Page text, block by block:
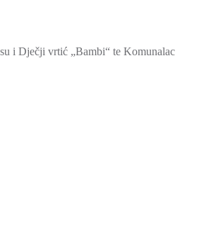
i Dječji vrtić „Bambi“ te Komunalac